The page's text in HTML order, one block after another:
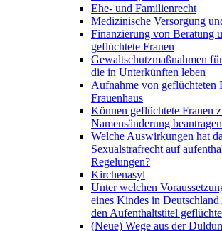
Ehe- und Familienrecht
Medizinische Versorgung
Finanzierung von Beratung
geflüchtete Frauen
Gewaltschutzmaßnahmen
die in Unterkünften leben
Aufnahme von geflüchteten
Frauenhaus
Können geflüchtete Frauen
Namensänderung
Welche Auswirkungen hat
Sexualstrafrecht auf
Regelungen?
Kirchenasyl
Unter welchen
eines Kindes in
den Aufenthaltstitel
(Neue) Wege aus der